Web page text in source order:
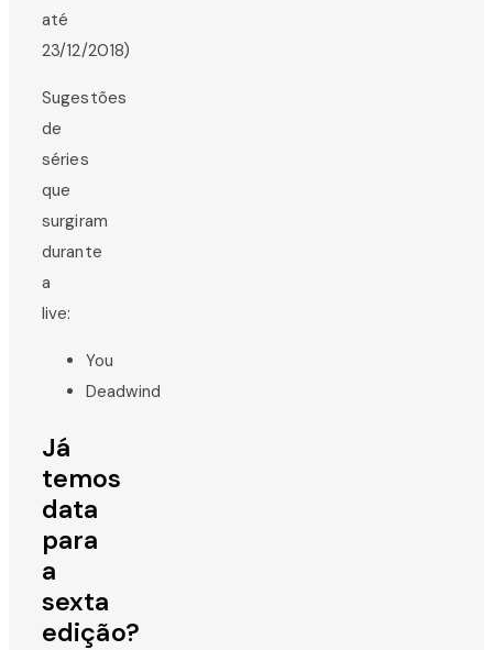
até
23/12/2018)
Sugestões
de
séries
que
surgiram
durante
a
live:
You
Deadwind
Já
temos
data
para
a
sexta
edição?